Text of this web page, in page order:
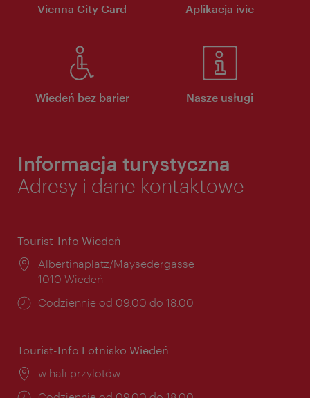
Vienna City Card Aplikacja ivie
Wiedeń bez barier Nasze usługi
Informacja turystyczna
Adresy i dane kontaktowe
Tourist-Info Wiedeń
Miejsce:
Albertinaplatz/Maysedergasse
1010 Wiedeń
Godziny
Codziennie od 09.00 do 18.00
Tourist-Info Lotnisko Wiedeń
Miejsce:
w hali przylotów